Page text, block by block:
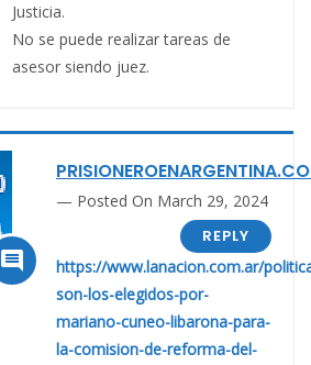
Justicia.
No se puede realizar tareas de
asesor siendo juez.

Posted On March 29, 2024
REPLY
https://www.lanacion.com.ar/
son-los-elegidos-por-
mariano-cuneo-libarona-para-
la-comision-de-reforma-del-